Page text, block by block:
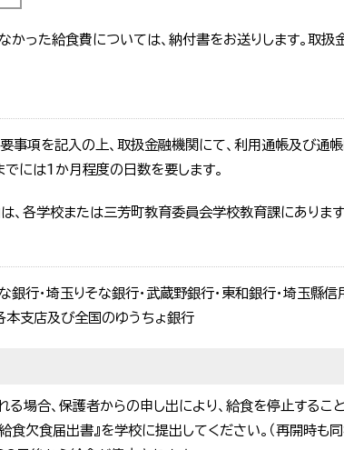
かった給食費については、納付書をお送りします。取扱
事項を記入の上、取扱金融機関にて、利用通帳及び通
には1か月程度の日数を要します。
は、各学校または三芳町教育委員会学校教育課にあります
銀行・埼玉りそな銀行・武蔵野銀行・東和銀行・埼玉縣
本支店及び全国のゆうちょ銀行
場合、保護者からの申し出により、給食を停止するこ
食欠食届出書』を学校に提出してください。（再開時も